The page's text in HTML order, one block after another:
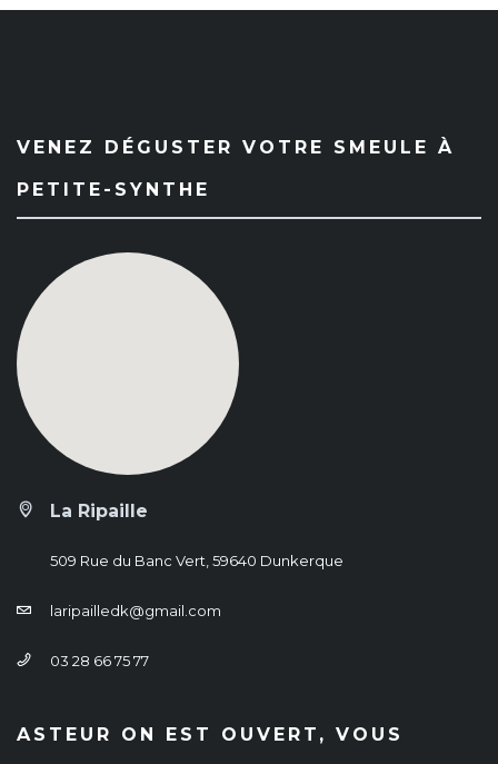
VENEZ DÉGUSTER VOTRE SMEULE À
PETITE-SYNTHE
La Ripaille
509 Rue du Banc Vert, 59640 Dunkerque
laripailledk@gmail.com
03 28 66 75 77
ASTEUR ON EST OUVERT, VOUS